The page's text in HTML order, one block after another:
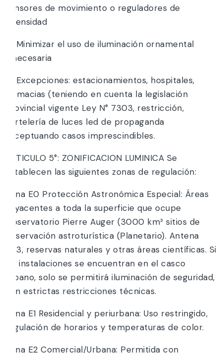
sensores de movimiento o reguladores de
intensidad
d) Minimizar el uso de iluminación ornamental
innecesaria
e) Excepciones: estacionamientos, hospitales,
farmacias (teniendo en cuenta la legislación
provincial vigente Ley N° 7303, restricción,
cartelería de luces led de propaganda
exceptuando casos imprescindibles.
ARTICULO 5°: ZONIFICACION LUMINICA Se
establecen las siguientes zonas de regulación:
Zona E0 Protección Astronómica Especial: Áreas
adyacentes a toda la superficie que ocupe
Observatorio Pierre Auger (3000 km³ sitios de
observación astroturística (Planetario). Antena
DS3, reservas naturales y otras áreas científicas. Si
las instalaciones se encuentran en el casco
urbano, solo se permitirá iluminación de seguridad,
con estrictas restricciones técnicas.
Zona E1 Residencial y periurbana: Uso restringido,
regulación de horarios y temperaturas de color.
Zona E2 Comercial/Urbana: Permitida con